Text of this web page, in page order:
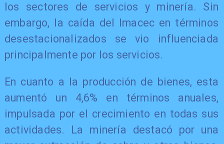
los sectores de servicios y minería. Sin
embargo, la caída del Imacec en términos
desestacionalizados se vio influenciada
principalmente por los servicios.
En cuanto a la producción de bienes, esta
aumentó un 4,6% en términos anuales,
impulsada por el crecimiento en todas sus
actividades. La minería destacó por una